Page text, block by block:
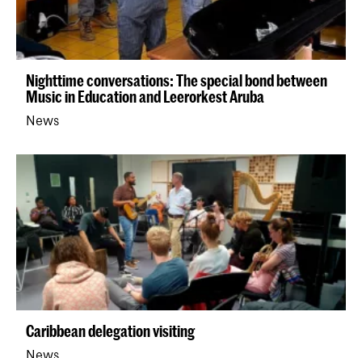
Nighttime conversations: The special bond between
Music in Education and Leerorkest Aruba
News
Caribbean delegation visiting
News